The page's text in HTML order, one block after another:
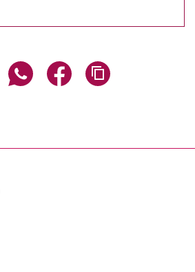
Seite über E-Mail teilen
Seite über WhatsApp teilen
Seite über Facebook